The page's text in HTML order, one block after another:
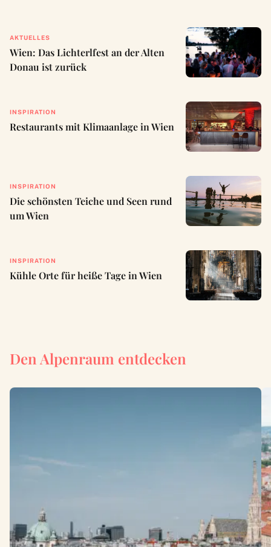
AKTUELLES
Wien: Das Lichterlfest an der Alten
Donau ist zurück
INSPIRATION
Restaurants mit Klimaanlage in Wien
INSPIRATION
Die schönsten Teiche und Seen rund
um Wien
INSPIRATION
Kühle Orte für heiße Tage in Wien
Den Alpenraum entdecken